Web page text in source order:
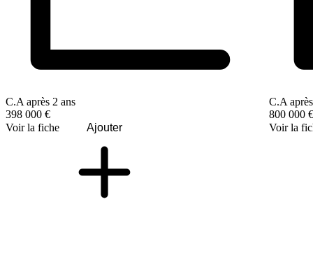
C.A après 2 ans
398 000 €
Voir la fiche
Ajouter
C.A
800 000 €
Voir la